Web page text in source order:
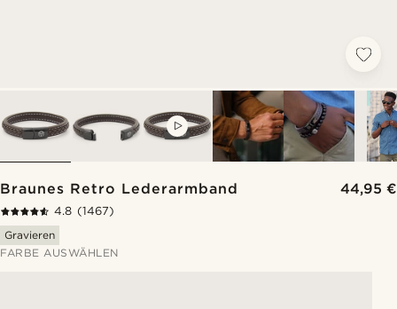
Braunes Retro Lederarmband 44,95 €
4.8 (1467)
Gravieren
FARBE AUSWÄHLEN